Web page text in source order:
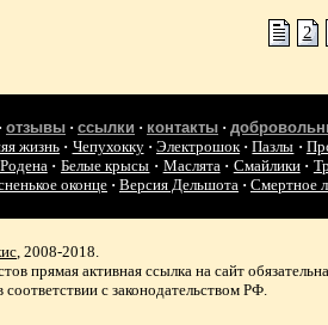
2
· отзывы · ссылки · контакты ·
жизнь · Чепухокку · Электрошок ·Пазлы ·
· Белые крысы · Маслята · Смайлики ·
оконце · Версия Дельшота · Смертное
, 2008-2018.
прямая активная ссылка на сайт
с законодательством РФ.